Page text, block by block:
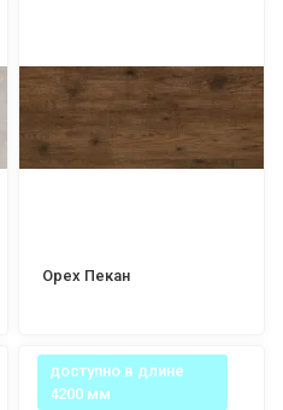
Орех Пекан
доступно в длине
4200 мм